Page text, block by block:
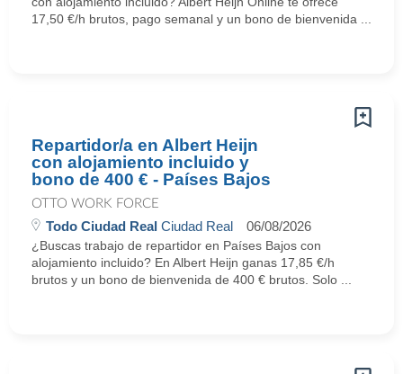
17,50 €/h brutos, pago semanal y un bono de bienvenida ...
Repartidor/a en Albert Heijn
con alojamiento incluido y
bono de 400 € - Países Bajos
OTTO WORK FORCE
Todo Ciudad Real Ciudad Real 06/08/2026
¿Buscas trabajo de repartidor en Países Bajos con
alojamiento incluido? En Albert Heijn ganas 17,85 €/h
brutos y un bono de bienvenida de 400 € brutos. Solo ...